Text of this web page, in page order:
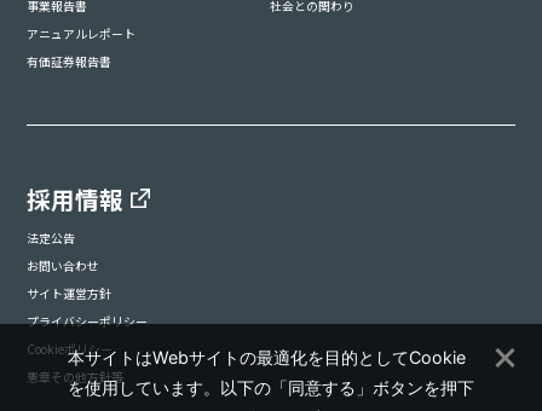
事業報告書
アニュアルレポート
有価証券報告書
社会との関わり
採用情報
法定公告
お問い合わせ
サイト運営方針
プライバシーポリシー
Cookieポリシー
憲章その他方針等
本サイトはWebサイトの最適化を目的としてCookie
を使用しています。以下の「同意する」ボタンを押下